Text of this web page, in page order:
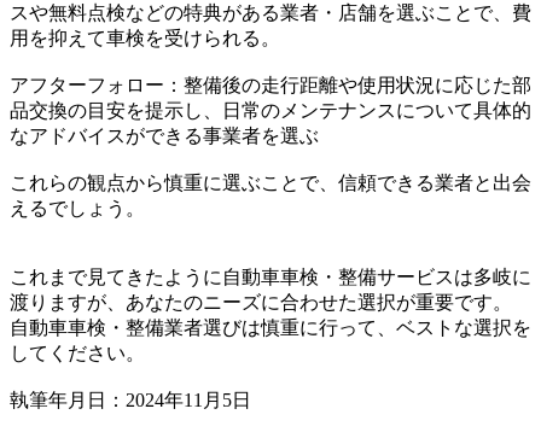
スや無料点検などの特典がある業者・店舗を選ぶことで、費
用を抑えて車検を受けられる。
アフターフォロー：整備後の走行距離や使用状況に応じた部
品交換の目安を提示し、日常のメンテナンスについて具体的
なアドバイスができる事業者を選ぶ
これらの観点から慎重に選ぶことで、信頼できる業者と出会
えるでしょう。
これまで見てきたように自動車車検・整備サービスは多岐に
渡りますが、あなたのニーズに合わせた選択が重要です。
自動車車検・整備業者選びは慎重に行って、ベストな選択を
してください。
執筆年月日：2024年11月5日